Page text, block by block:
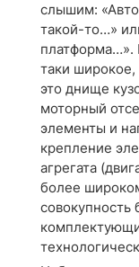
слышим:
такой-то…»
платформа…».
таки широкое,
это днище
моторный
элементы и
крепление
агрегата
более
совокупность